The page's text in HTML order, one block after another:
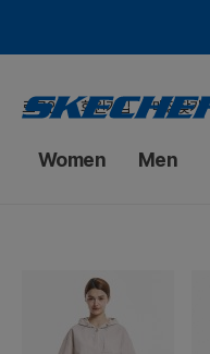
로그인 회원가입 매장찾기
Women Men